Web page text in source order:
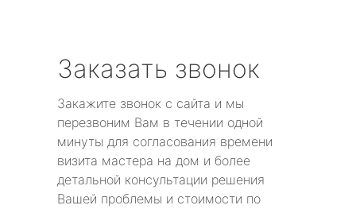
Заказать звонок
Закажите звонок с сайта и мы
перезвоним Вам в течении одной
минуты для согласования времени
визита мастера на дом и более
детальной консультации решения
Вашей проблемы и стоимости по